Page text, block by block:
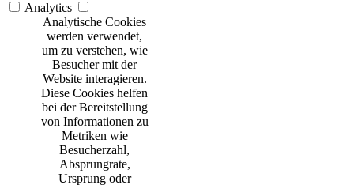
Analytics
Analytische Cookies
werden verwendet,
um zu verstehen, wie
Besucher mit der
Website interagieren.
Diese Cookies helfen
bei der Bereitstellung
von Informationen zu
Metriken wie
Besucherzahl,
Absprungrate,
Ursprung oder